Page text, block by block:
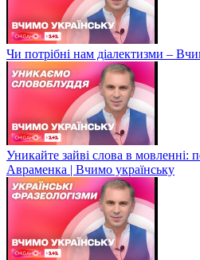
Чи потрібні нам діалектизми –
Уникайте зайві слова в мовленні:
Авраменка | Вчимо українську